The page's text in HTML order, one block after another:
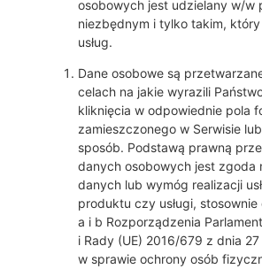
osobowych jest udzielany w/w
niezbędnym i tylko takim,
usług.
Dane osobowe są
celach na jakie wyrazili
kliknięcia w odpowiednie pola
zamieszczonego w Serwisie
sposób. Podstawą prawną
danych osobowych jest zgoda
danych lub wymóg realizacji
produktu czy usługi,
a i b Rozporządzenia
i Rady (UE) 2016/679 z dnia
w sprawie ochrony osób